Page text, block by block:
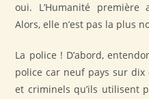
oui. L’Humanité
Alors, elle n’est pas la plus
La police ! D’abord,
police car neuf pays sur
et criminels qu’ils utilisent